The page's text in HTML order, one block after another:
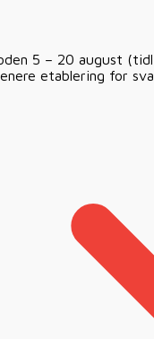
5 – 20 august
etablering for